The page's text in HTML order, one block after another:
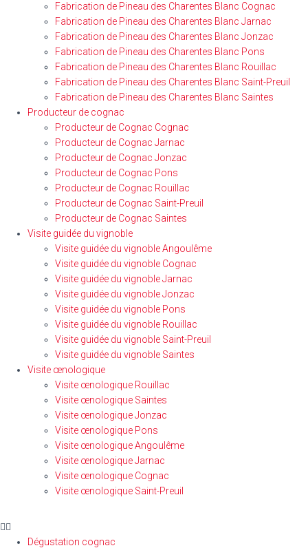
Fabrication de Pineau des Charentes Blanc Cognac
Fabrication de Pineau des Charentes Blanc Jarnac
Fabrication de Pineau des Charentes Blanc Jonzac
Fabrication de Pineau des Charentes Blanc Pons
Fabrication de Pineau des Charentes Blanc Rouillac
Fabrication de Pineau des Charentes Blanc Saint-Preuil
Fabrication de Pineau des Charentes Blanc Saintes
Producteur de cognac
Producteur de Cognac Cognac
Producteur de Cognac Jarnac
Producteur de Cognac Jonzac
Producteur de Cognac Pons
Producteur de Cognac Rouillac
Producteur de Cognac Saint-Preuil
Producteur de Cognac Saintes
Visite guidée du vignoble
Visite guidée du vignoble Angoulême
Visite guidée du vignoble Cognac
Visite guidée du vignoble Jarnac
Visite guidée du vignoble Jonzac
Visite guidée du vignoble Pons
Visite guidée du vignoble Rouillac
Visite guidée du vignoble Saint-Preuil
Visite guidée du vignoble Saintes
Visite œnologique
Visite œnologique Rouillac
Visite œnologique Saintes
Visite œnologique Jonzac
Visite œnologique Pons
Visite œnologique Angoulême
Visite œnologique Jarnac
Visite œnologique Cognac
Visite œnologique Saint-Preuil
Dégustation cognac